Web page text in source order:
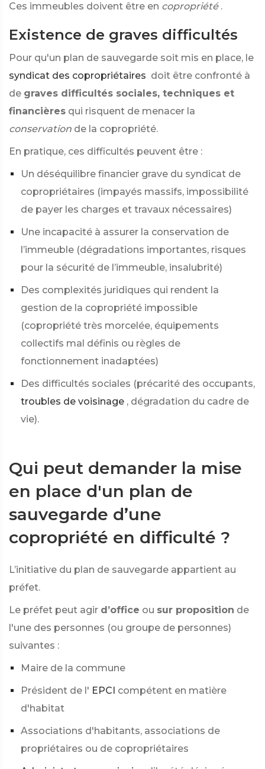
Ces immeubles doivent être en copropriété .
Existence de graves difficultés
Pour qu'un plan de sauvegarde soit mis en place, le
syndicat des copropriétaires doit être confronté à
de graves difficultés sociales, techniques et
financières qui risquent de menacer la
conservation de la copropriété.
En pratique, ces difficultés peuvent être :
Un déséquilibre financier grave du syndicat de
copropriétaires (impayés massifs, impossibilité
de payer les charges et travaux nécessaires)
Une incapacité à assurer la conservation de
l’immeuble (dégradations importantes, risques
pour la sécurité de l’immeuble, insalubrité)
Des complexités juridiques qui rendent la
gestion de la copropriété impossible
(copropriété très morcelée, équipements
collectifs mal définis ou règles de
fonctionnement inadaptées)
Des difficultés sociales (précarité des occupants,
troubles de voisinage , dégradation du cadre de
vie).
Qui peut demander la mise
en place d'un plan de
sauvegarde d’une
copropriété en difficulté ?
L’initiative du plan de sauvegarde appartient au
préfet.
Le préfet peut agir d’office ou sur proposition de
l'une des personnes (ou groupe de personnes)
suivantes :
Maire de la commune
Président de l' EPCI compétent en matière
d'habitat
Associations d'habitants, associations de
propriétaires ou de copropriétaires